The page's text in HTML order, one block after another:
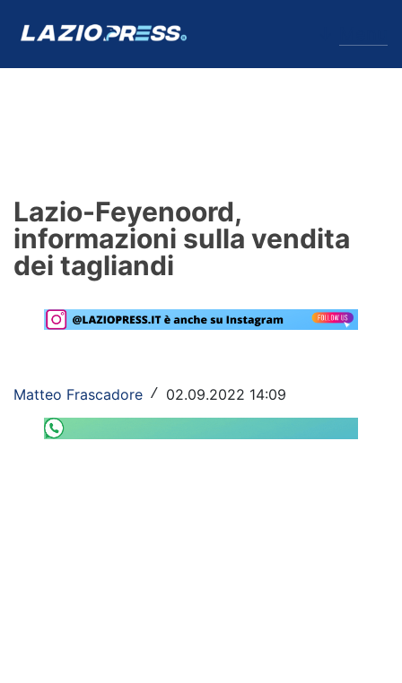
Formello
Infortuni
Primavera
Lazio Women
Rassegna Lazio
Lazio-Feyenoord,
informazioni sulla vendita
dei tagliandi
Matteo Frascadore / 02.09.2022 14:09